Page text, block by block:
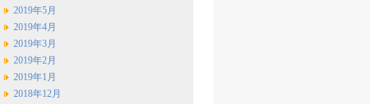
2019年5月
2019年4月
2019年3月
2019年2月
2019年1月
2018年12月